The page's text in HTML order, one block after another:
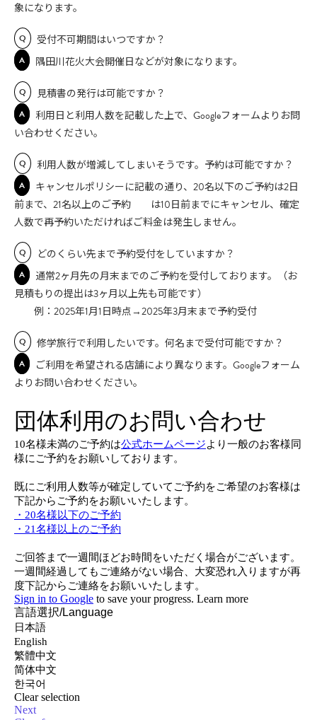
象になります。
Q 受付不可期間はいつですか？
A 隅田川花火大会開催日などが対象になります。
Q 見積書の発行は可能ですか？
A
利用日と利用人数を記載した上で、Googleフォームよりお問
い合わせください。
Q 利用人数が増減してしまいそうです。予約は可能ですか？
A
キャンセルポリシーに記載の通り、20名以下のご予約は2日
前まで、21名以上のご予約 は10日前までにキャンセル、確定
人数で再予約いただければご料金は発生しません。
Q どのくらい先まで予約受付をしていますか？
A
通常2ヶ月先の月末までのご予約を受付しております。（お
見積もりの提出は3ヶ月以上先も可能です）
例：2025年1月1日時点→2025年3月末まで予約受付
Q 修学旅行で利用したいです。何名まで受付可能ですか？
A
ご利用を希望される店舗により異なります。Googleフォーム
よりお問い合わせください。